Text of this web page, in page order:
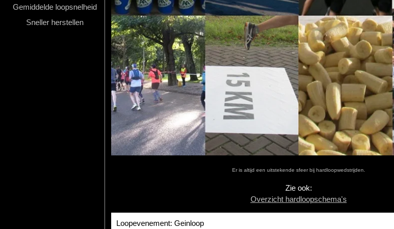
Gemiddelde loopsnelheid
Sneller herstellen
Hardlopen
Er is altijd een uitstekende sfeer bij hardloopwedstrijden.
Zie ook:
Overzicht hardloopschema's
Loopevenement: Geinloop